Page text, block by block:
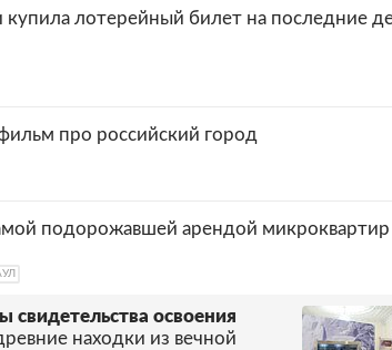
купила лотерейный билет на последние
про российский город
подорожавшей арендой микроквартир
свидетельства освоения
находки из вечной